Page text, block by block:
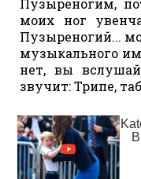
Пузыреногим,
моих ног
Пузыреногий...
музыкального
нет, вы
звучит: Трипе,